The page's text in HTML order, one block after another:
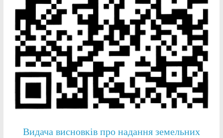
Видача висновків про надання земельних